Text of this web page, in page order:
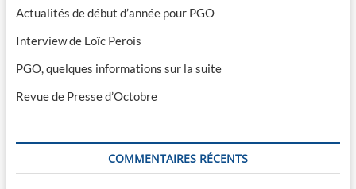
Actualités de début d’année pour PGO
Interview de Loïc Perois
PGO, quelques informations sur la suite
Revue de Presse d’Octobre
COMMENTAIRES RÉCENTS